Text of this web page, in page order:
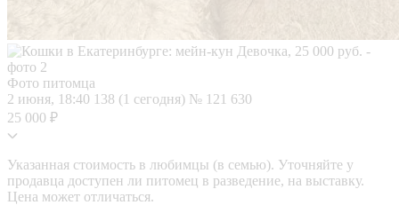
Фото питомца
2 июня, 18:40 138 (1 сегодня) № 121 630
25 000 ₽
Указанная стоимость в любимцы (в семью). Уточняйте у
продавца доступен ли питомец в разведение, на выставку.
Цена может отличаться.